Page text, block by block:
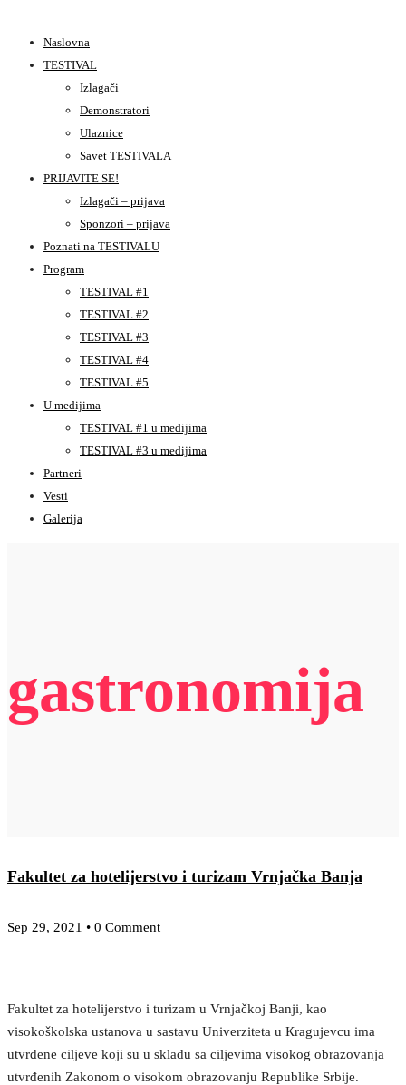
Naslovna
TESTIVAL
Izlagači
Demonstratori
Ulaznice
Savet TESTIVALA
PRIJAVITE SE!
Izlagači – prijava
Sponzori – prijava
Poznati na TESTIVALU
Program
TESTIVAL #1
TESTIVAL #2
TESTIVAL #3
TESTIVAL #4
TESTIVAL #5
U medijima
TESTIVAL #1 u medijima
TESTIVAL #3 u medijima
Partneri
Vesti
Galerija
gastronomija
Fakultet za hotelijerstvo i turizam Vrnjačka Banja
Sep 29, 2021 • 0 Comment
Fakultet za hotelijerstvo i turizam u Vrnjačkoj Banji, kao
visokoškolska ustanova u sastavu Univerziteta u Кragujevcu ima
utvrđene ciljeve koji su u skladu sa ciljevima visokog obrazovanja
utvrđenih Zakonom o visokom obrazovanju Republike Srbije.